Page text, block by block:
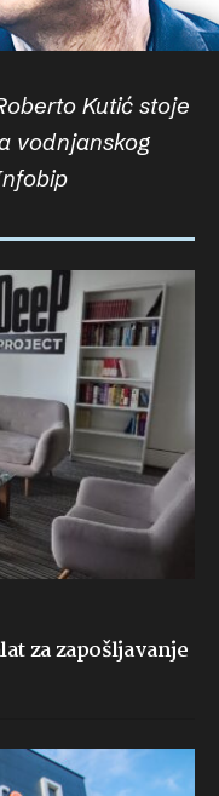
Kutić stoje
vodnjanskog
za zapošljavanje